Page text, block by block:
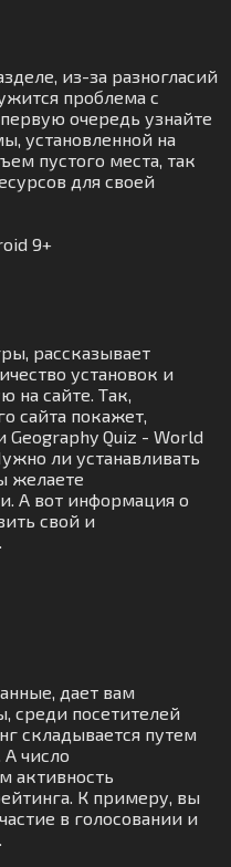
из-за разногласий
проблема с
очередь узнайте
установленной на
пустого места, так
для своей
9+
рассказывает
установок и
на сайте. Так,
сайта покажет,
Geography Quiz - World
ли устанавливать
желаете
А вот информация о
свой и
дает вам
среди посетителей
складывается путем
число
активность
К примеру, вы
в голосовании и